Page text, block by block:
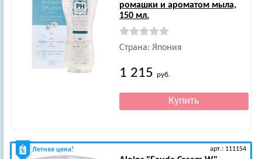
ромашки и ароматом мыла,
150 мл.
Страна: Япония
1 215 руб.
Летняя цена! арт.: 111154